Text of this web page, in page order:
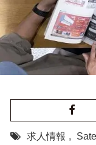
求人情報 ,